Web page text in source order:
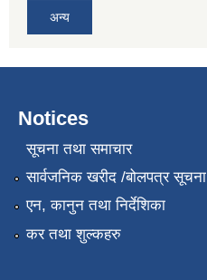
अन्य
Notices
सूचना तथा समाचार
सार्वजनिक खरीद /बोलपत्र सूचना
एन, कानुन तथा निर्देशिका
कर तथा शुल्कहरु